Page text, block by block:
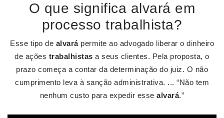
O que significa alvará em
processo trabalhista?
Esse tipo de alvarápermite ao advogado liberar o dinheiro
de ações trabalhistas a seus clientes. Pela proposta, o
prazo começa a contar da determinação do juiz. O não
cumprimento leva à sanção administrativa. ... “Não tem
nenhum custo para expedir essealvará.”